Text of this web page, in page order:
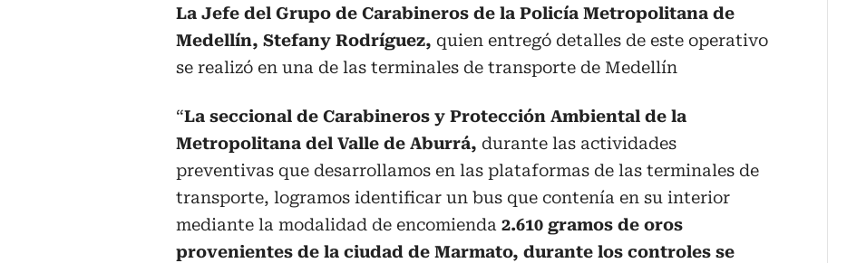
La Jefe del Grupo de Carabineros de la Policía Metropolitana de
Medellín, Stefany Rodríguez, quien entregó detalles de este operativo
se realizó en una de las terminales de transporte de Medellín
“La seccional de Carabineros y Protección Ambiental de la
Metropolitana del Valle de Aburrá, durante las actividades
preventivas que desarrollamos en las plataformas de las terminales de
transporte, logramos identificar un bus que contenía en su interior
mediante la modalidad de encomienda 2.610 gramos de oros
provenientes de la ciudad de Marmato, durante los controles se